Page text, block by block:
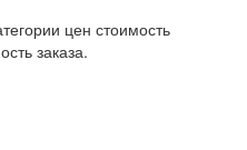
цен стоимость
заказа.